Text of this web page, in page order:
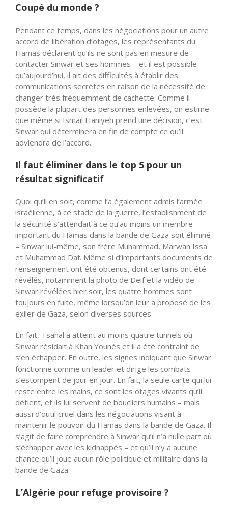
Coupé du monde ?
Pendant ce temps, dans les négociations pour un autre
accord de libération d’otages, les représentants du
Hamas déclarent qu’ils ne sont pas en mesure de
contacter Sinwar et ses hommes – et il est possible
qu’aujourd’hui, il ait des difficultés à établir des
communications secrètes en raison de la nécessité de
changer très fréquemment de cachette. Comme il
possède la plupart des personnes enlevées, on estime
que même si Ismail Haniyeh prend une décision, c’est
Sinwar qui déterminera en fin de compte ce qu’il
adviendra de l’accord.
Il faut éliminer dans le top 5 pour un
résultat significatif
Quoi qu’il en soit, comme l’a également admis l’armée
israélienne, à ce stade de la guerre, l’establishment de
la sécurité s’attendait à ce qu’au moins un membre
important du Hamas dans la bande de Gaza soit éliminé
– Sinwar lui-même, son frère Muhammad, Marwan Issa
et Muhammad Daf. Même si d’importants documents de
renseignement ont été obtenus, dont certains ont été
révélés, notamment la photo de Deif et la vidéo de
Sinwar révélées hier soir, les quatre hommes sont
toujours en fuite, même lorsqu’on leur a proposé de les
exiler de Gaza, selon diverses sources.
En fait, Tsahal a atteint au moins quatre tunnels où
Sinwar résidait à Khan Younès et il a été contraint de
s’en échapper. En outre, les signes indiquant que Sinwar
fonctionne comme un leader et dirige les combats
s’estompent de jour en jour. En fait, la seule carte qui lui
reste entre les mains, ce sont les otages vivants qu’il
détient, et ils lui servent de boucliers humains – mais
aussi d’outil cruel dans les négociations visant à
maintenir le pouvoir du Hamas dans la bande de Gaza. Il
s’agit de faire comprendre à Sinwar qu’il n’a nulle part où
s’échapper avec les kidnappés – et qu’il n’y a aucune
chance qu’il joue aucun rôle politique et militaire dans la
bande de Gaza.
L’Algérie pour refuge provisoire ?